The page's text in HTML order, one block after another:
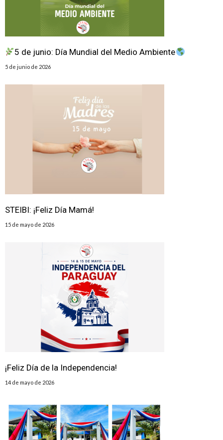
5 de junio: Día Mundial del Medio Ambiente
5 de junio de 2026
STEIBI: ¡Feliz Día Mamá!
15 de mayo de 2026
¡Feliz Día de la Independencia!
14 de mayo de 2026